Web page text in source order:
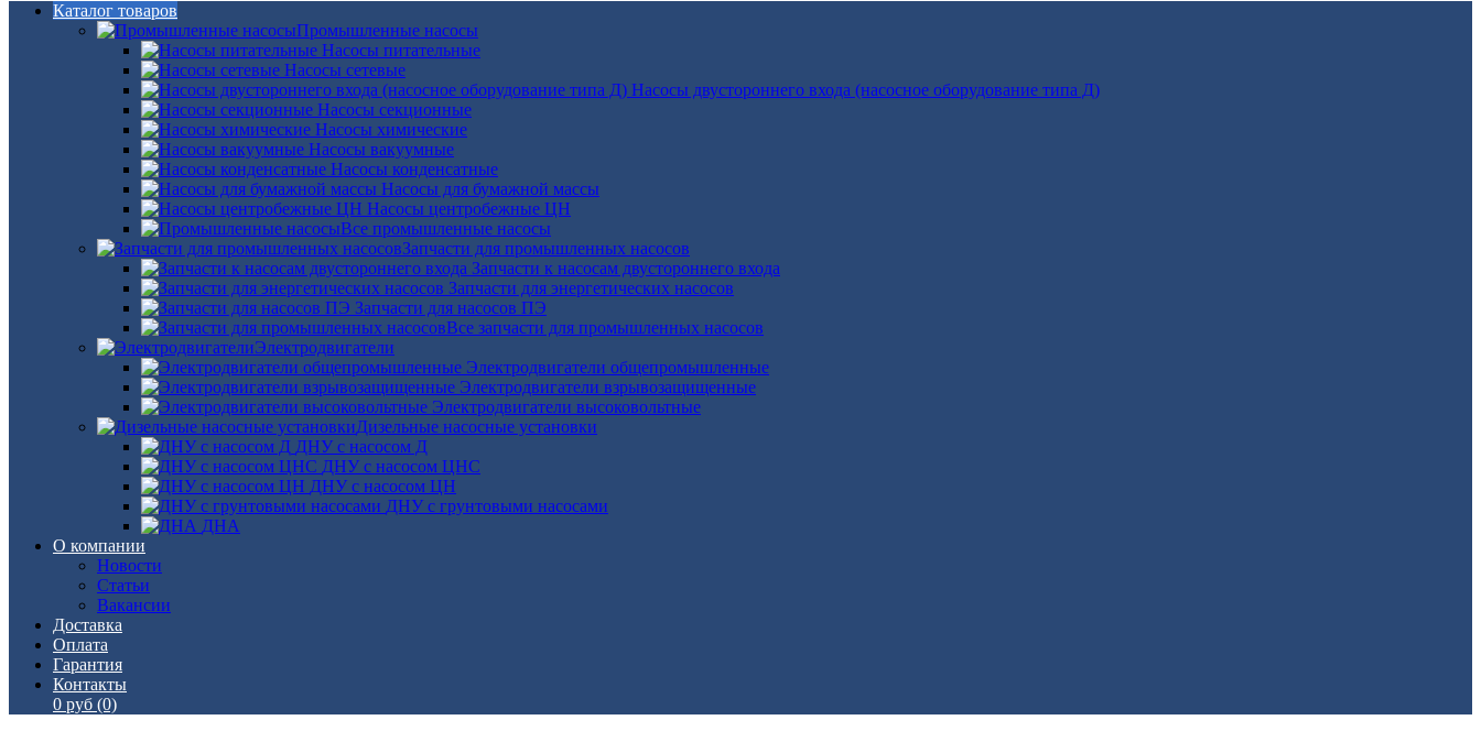
Каталог товаров
Промышленные насосы
Насосы питательные
Насосы сетевые
Насосы двустороннего входа (насосное оборудование типа Д)
Насосы секционные
Насосы химические
Насосы вакуумные
Насосы конденсатные
Насосы для бумажной массы
Насосы центробежные ЦН
Все промышленные насосы
Запчасти для промышленных насосов
Запчасти к насосам двустороннего входа
Запчасти для энергетических насосов
Запчасти для насосов ПЭ
Все запчасти для промышленных насосов
Электродвигатели
Электродвигатели общепромышленные
Электродвигатели взрывозащищенные
Электродвигатели высоковольтные
Дизельные насосные установки
ДНУ с насосом Д
ДНУ с насосом ЦНС
ДНУ с насосом ЦН
ДНУ с грунтовыми насосами
ДНА
О компании
Новости
Статьи
Вакансии
Доставка
Оплата
Гарантия
Контакты
0 руб (0)